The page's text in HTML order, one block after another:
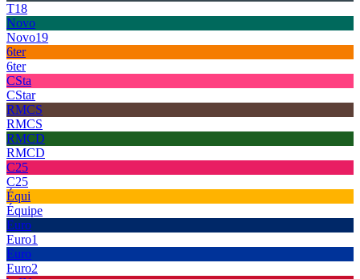
T18
Novo
Novo19
6ter
6ter
CSta
CStar
RMCS
RMCS
RMCD
RMCD
C25
C25
Équi
Équipe
Euro
Euro1
Euro
Euro2